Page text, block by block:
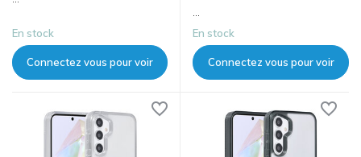
En stock
Connectez vous pour voir
En stock
Connectez vous pour voir